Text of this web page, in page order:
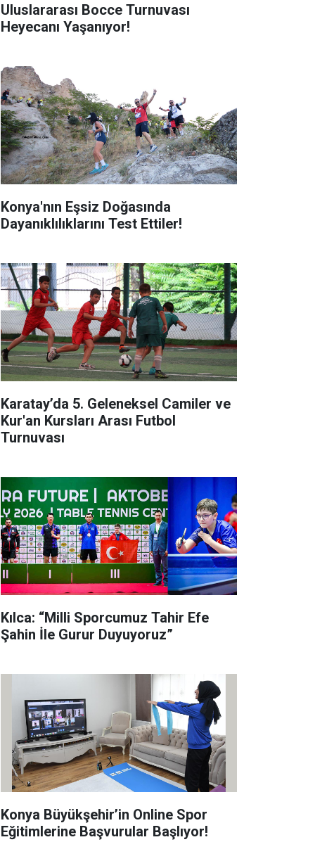
Uluslararası Bocce Turnuvası
Heyecanı Yaşanıyor!
Konya'nın Eşsiz Doğasında
Dayanıklılıklarını Test Ettiler!
Karatay’da 5. Geleneksel Camiler ve
Kur'an Kursları Arası Futbol
Turnuvası
Kılca: “Milli Sporcumuz Tahir Efe
Şahin İle Gurur Duyuyoruz”
Konya Büyükşehir’in Online Spor
Eğitimlerine Başvurular Başlıyor!